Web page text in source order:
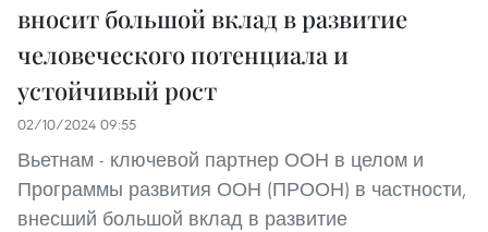
вносит большой вклад в развитие
человеческого потенциала и
устойчивый рост
02/10/2024 09:55
Вьетнам - ключевой партнер ООН в целом и
Программы развития ООН (ПРООН) в частности,
внесший большой вклад в развитие